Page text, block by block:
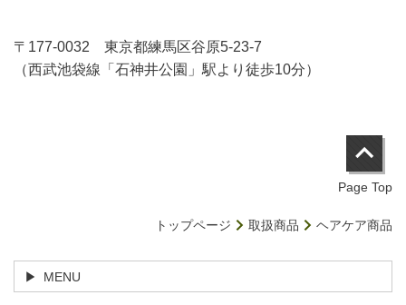
〒177-0032 東京都練馬区谷原5-23-7
（西武池袋線「石神井公園」駅より徒歩10分）
Page Top
トップページ 取扱商品 ヘアケア商品
MENU